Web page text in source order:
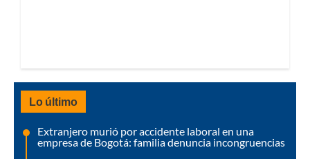
Lo último
Extranjero murió por accidente laboral en una
empresa de Bogotá: familia denuncia incongruencias